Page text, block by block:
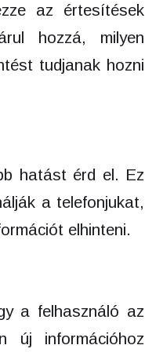
az értesítések
hozzá, milyen
tudjanak hozni
hatást érd el. Ez
a telefonjukat,
elhinteni.
a felhasználó az
új információhoz